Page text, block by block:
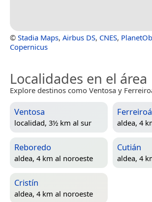
© Stadia Maps, Airbus DS, CNES,
Copernicus
Localidades en el área
Explore destinos como Ventosa y
Ventosa
localidad, 3½ km al sur
Ferreiroá
aldea, 4
Reboredo
aldea, 4 km al noroeste
Cutián
aldea, 4
Cristín
aldea, 4 km al noroeste